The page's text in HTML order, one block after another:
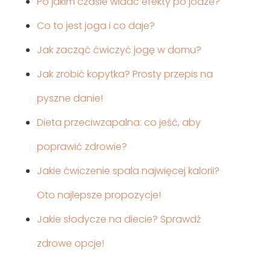
Co to jest joga i co daje?
Jak zacząć ćwiczyć jogę w domu?
Jak zrobić kopytka? Prosty przepis na
pyszne danie!
Dieta przeciwzapalna: co jeść, aby
poprawić zdrowie?
Jakie ćwiczenie spala najwięcej kalorii?
Oto najlepsze propozycje!
Jakie słodycze na diecie? Sprawdź
zdrowe opcje!